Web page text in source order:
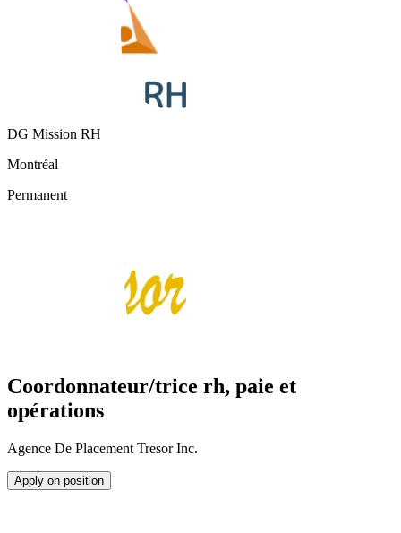
DG Mission RH
Montréal
Permanent
Coordonnateur/trice rh, paie et
opérations
Agence De Placement Tresor Inc.
Apply on position